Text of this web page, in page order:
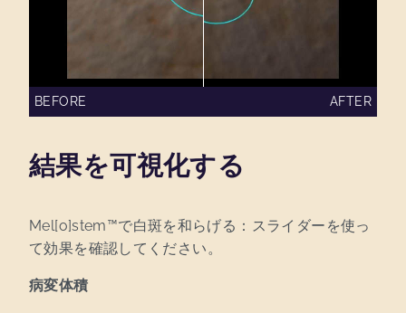
BEFORE AFTER
結果を可視化する
Mel[o]stem™で白斑を和らげる：スライダーを使っ
て効果を確認してください。
病変体積